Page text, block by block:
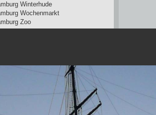
Winterhude
Wochenmarkt
Zoo